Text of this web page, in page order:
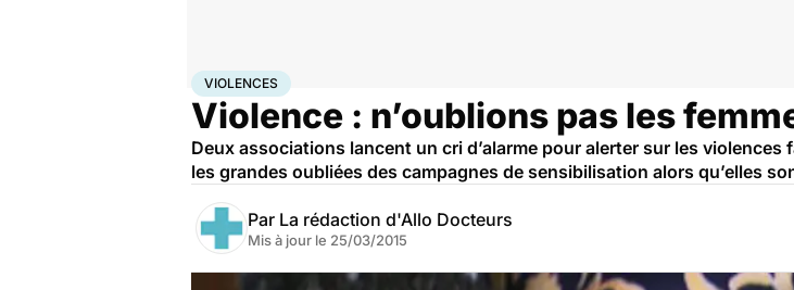
AccueilSantéMaladies
VIOLENCES
Violence : n’oublions pas les
Deux associations lancent un cri d’alarme pour alerter sur les
les grandes oubliées des campagnes de sensibilisation alors qu’elles
Par La rédaction d'Allo Docteurs
Mis à jour le 25/03/2015